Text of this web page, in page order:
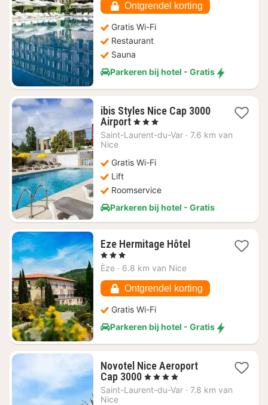
Ontgrendel korting
Gratis Wi-Fi
Restaurant
Sauna
Parkeren bij hotel - Gratis
ibis Styles Nice Cap 3000
Airport1
nacht
157,16
, 3 Sterren
Saint-Laurent-du-Var · 7.6 km van
Nice
Gratis Wi-Fi
Lift
Roomservice
Parkeren bij hotel - Gratis
Eze Hermitage Hôtel1
206,61
, 3 Sterren
Èze · 6.8 km van Nice
Ontgrendel korting
Gratis Wi-Fi
Parkeren bij hotel - Gratis
Novotel Nice Aeroport
Cap 30001
nacht
, 4 Sterren
Saint-Laurent-du-Var · 7.8 km van
Nice